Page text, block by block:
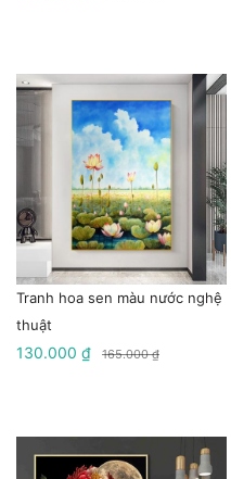
Tranh hoa sen màu nước nghệ
thuật
130.000 ₫ 165.000 ₫